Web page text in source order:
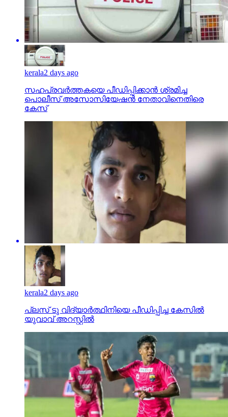
kerala2 days ago
സഹപ്രവര്‍ത്തകയെ പീഡിപ്പിക്കാന്‍ ശ്രമിച്ച
പൊലീസ് അസോസിയേഷന്‍ നേതാവിനെതിരെ
കേസ്
kerala2 days ago
പ്ലസ് ടു വിദ്യാര്‍ത്ഥിനിയെ പീഡിപ്പിച്ച കേസില്‍
യുവാവ് അറസ്റ്റില്‍